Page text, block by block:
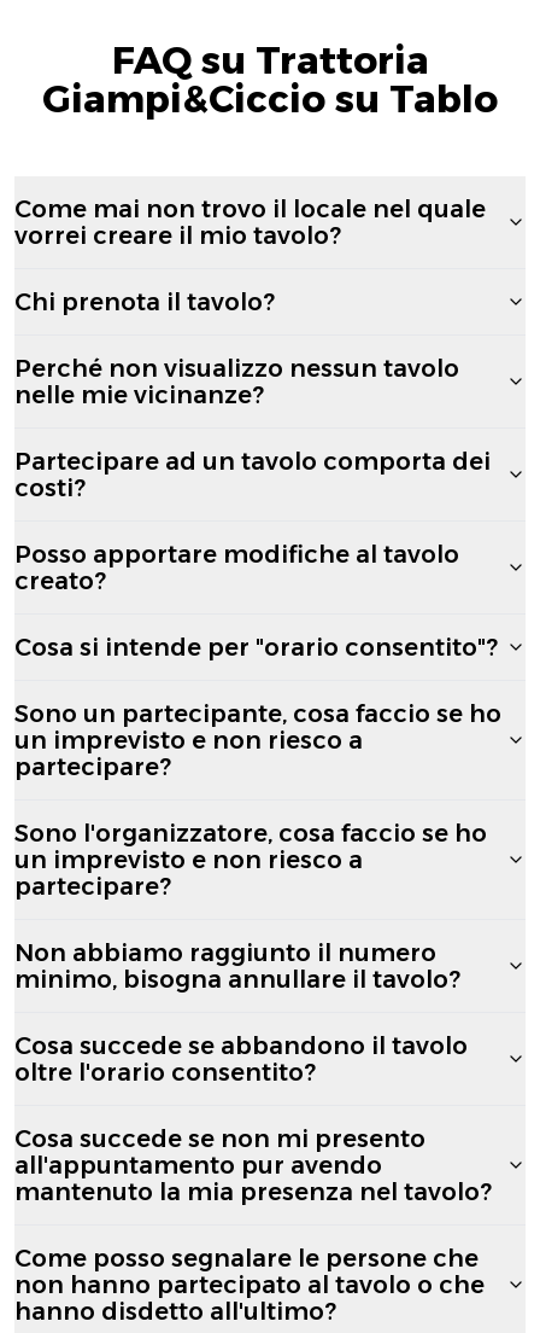
FAQ su Trattoria
Giampi&Ciccio su Tablo
Come mai non trovo il locale nel quale
vorrei creare il mio tavolo?
Chi prenota il tavolo?
Perché non visualizzo nessun tavolo
nelle mie vicinanze?
Partecipare ad un tavolo comporta dei
costi?
Posso apportare modifiche al tavolo
creato?
Cosa si intende per "orario consentito"?
Sono un partecipante, cosa faccio se ho
un imprevisto e non riesco a
partecipare?
Sono l'organizzatore, cosa faccio se ho
un imprevisto e non riesco a
partecipare?
Non abbiamo raggiunto il numero
minimo, bisogna annullare il tavolo?
Cosa succede se abbandono il tavolo
oltre l'orario consentito?
Cosa succede se non mi presento
all'appuntamento pur avendo
mantenuto la mia presenza nel tavolo?
Come posso segnalare le persone che
non hanno partecipato al tavolo o che
hanno disdetto all'ultimo?